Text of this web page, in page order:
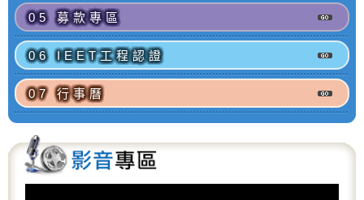
05 募款專區
06 IEET工程認證
07 行事曆